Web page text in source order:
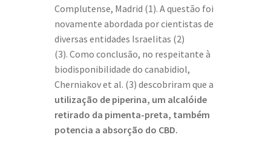
Complutense, Madrid (1). A questão foi
novamente abordada por cientistas de
diversas entidades Israelitas (2)
(3). Como conclusão, no respeitante à
biodisponibilidade do canabidiol,
Cherniakov et al. (3) descobriram que a
utilização de piperina, um alcalóide
retirado da pimenta-preta, também
potencia a absorção do CBD.